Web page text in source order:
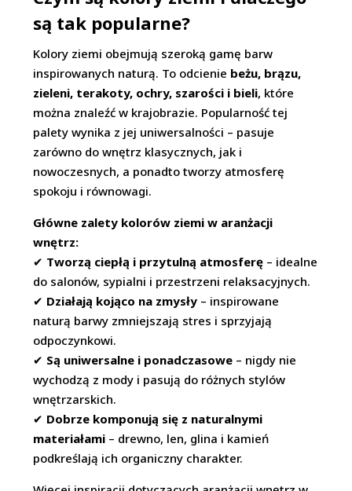
są tak popularne?
Kolory ziemi obejmują szeroką gamę barw
inspirowanych naturą. To odcienie beżu, brązu,
zieleni, terakoty, ochry, szarości i bieli, które
można znaleźć w krajobrazie. Popularność tej
palety wynika z jej uniwersalności – pasuje
zarówno do wnętrz klasycznych, jak i
nowoczesnych, a ponadto tworzy atmosferę
spokoju i równowagi.
Główne zalety kolorów ziemi w aranżacji
wnętrz:
✔ Tworzą ciepłą i przytulną atmosferę – idealne
do salonów, sypialni i przestrzeni relaksacyjnych.
✔ Działają kojąco na zmysły – inspirowane
naturą barwy zmniejszają stres i sprzyjają
odpoczynkowi.
✔ Są uniwersalne i ponadczasowe – nigdy nie
wychodzą z mody i pasują do różnych stylów
wnętrzarskich.
✔ Dobrze komponują się z naturalnymi
materiałami – drewno, len, glina i kamień
podkreślają ich organiczny charakter.